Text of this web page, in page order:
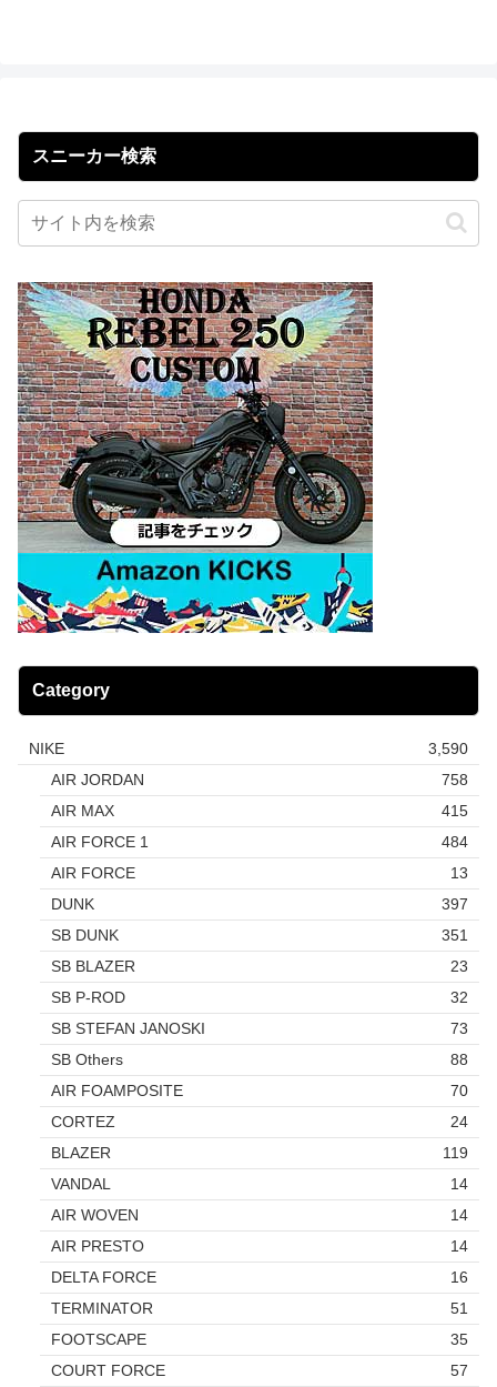
スニーカー検索
Category
NIKE
3,590
AIR JORDAN
758
AIR MAX
415
AIR FORCE 1
484
AIR FORCE
13
DUNK
397
SB DUNK
351
SB BLAZER
23
SB P-ROD
32
SB STEFAN JANOSKI
73
SB Others
88
AIR FOAMPOSITE
70
CORTEZ
24
BLAZER
119
VANDAL
14
AIR WOVEN
14
AIR PRESTO
14
DELTA FORCE
16
TERMINATOR
51
FOOTSCAPE
35
COURT FORCE
57